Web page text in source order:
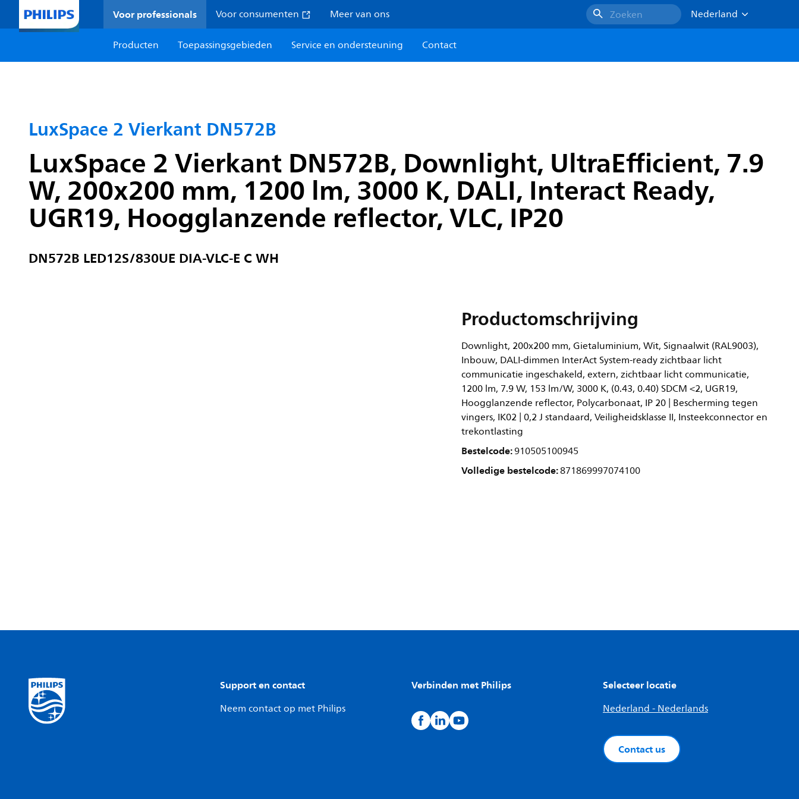
Voor professionals Voor consumenten Meer van ons Zoeken
Nederland
Producten
Toepassingsgebieden Service en ondersteuning Contact
LuxSpace 2 Vierkant DN572B
LuxSpace 2 Vierkant DN572B, Downlight, UltraEfficient, 7.9
W, 200x200 mm, 1200 lm, 3000 K, DALI, Interact Ready,
UGR19, Hoogglanzende reflector, VLC, IP20
DN572B LED12S/830UE DIA-VLC-E C WH
Productomschrijving
Downlight, 200x200 mm, Gietaluminium, Wit, Signaalwit (RAL9003),
Inbouw, DALI-dimmen InterAct System-ready zichtbaar licht
communicatie ingeschakeld, extern, zichtbaar licht communicatie,
1200 lm, 7.9 W, 153 lm/W, 3000 K, (0.43, 0.40) SDCM <2, UGR19,
Hoogglanzende reflector, Polycarbonaat, IP 20 | Bescherming tegen
vingers, IK02 | 0,2 J standaard, Veiligheidsklasse II, Insteekconnector en
trekontlasting
Bestelcode:910505100945
Volledige bestelcode:871869997074100
Support en contact
Neem contact op met Philips
Verbinden met Philips Selecteer locatie
Nederland - Nederlands
Contact us